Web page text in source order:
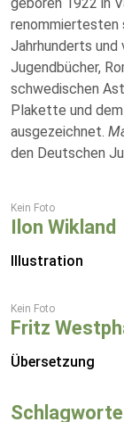
renommiertesten
Jahrhunderts
Jugendbücher,
schwedischen
Plakette und
ausgezeichnet.
den Deutschen
Kein Foto
Ilon Wikland
Illustration
Kein Foto
Fritz
Übersetzung
Schlagworte